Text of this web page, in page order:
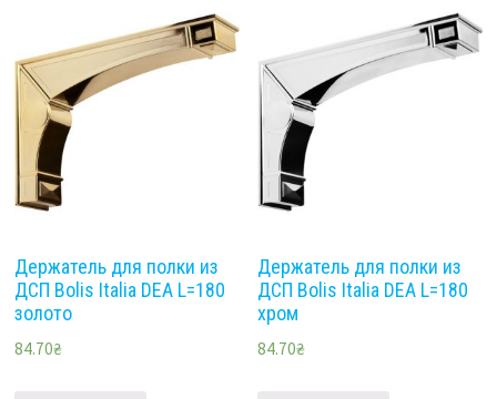
Держатель для полки из
ДСП Bolis Italia DEA L=180
золото
84.70₴
Держатель для полки из
ДСП Bolis Italia DEA L=180
хром
84.70₴